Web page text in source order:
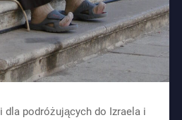
dla podróżujących do Izraela i